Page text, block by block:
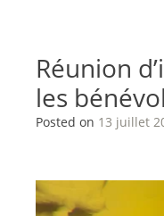
Réunion
les
Posted on 13 juillet